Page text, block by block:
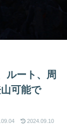
ルート、周
可能で
2024.09.10